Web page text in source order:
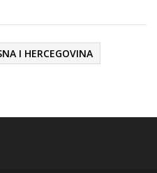
I HERCEGOVINA